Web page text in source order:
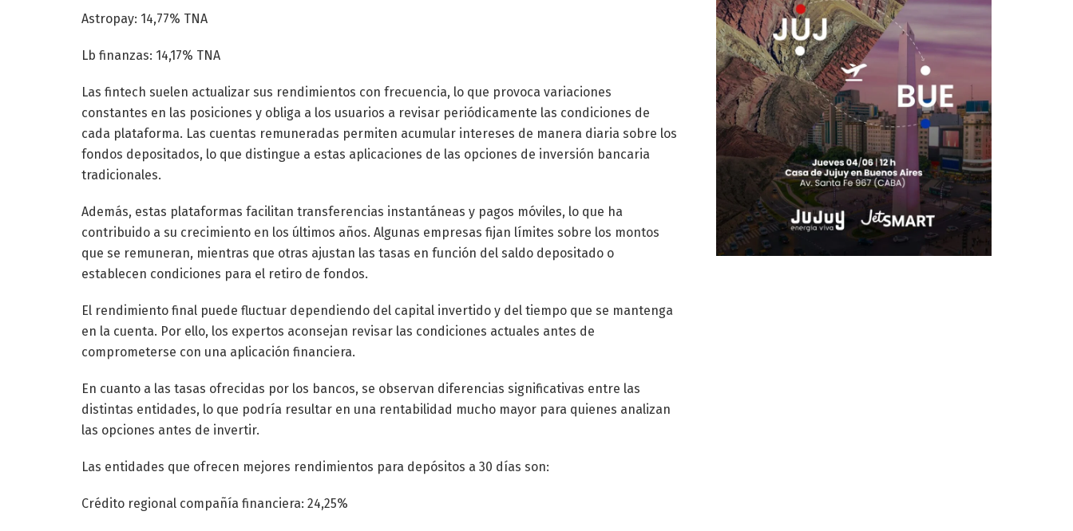
Astropay: 14,77% TNA
Lb finanzas: 14,17% TNA
Las fintech suelen actualizar sus rendimientos con frecuencia, lo que provoca variaciones
constantes en las posiciones y obliga a los usuarios a revisar periódicamente las condiciones de
cada plataforma. Las cuentas remuneradas permiten acumular intereses de manera diaria sobre los
fondos depositados, lo que distingue a estas aplicaciones de las opciones de inversión bancaria
tradicionales.
Además, estas plataformas facilitan transferencias instantáneas y pagos móviles, lo que ha
contribuido a su crecimiento en los últimos años. Algunas empresas fijan límites sobre los montos
que se remuneran, mientras que otras ajustan las tasas en función del saldo depositado o
establecen condiciones para el retiro de fondos.
El rendimiento final puede fluctuar dependiendo del capital invertido y del tiempo que se mantenga
en la cuenta. Por ello, los expertos aconsejan revisar las condiciones actuales antes de
comprometerse con una aplicación financiera.
En cuanto a las tasas ofrecidas por los bancos, se observan diferencias significativas entre las
distintas entidades, lo que podría resultar en una rentabilidad mucho mayor para quienes analizan
las opciones antes de invertir.
Las entidades que ofrecen mejores rendimientos para depósitos a 30 días son:
Crédito regional compañía financiera: 24,25%